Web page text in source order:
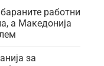
работни
а Македонија
за